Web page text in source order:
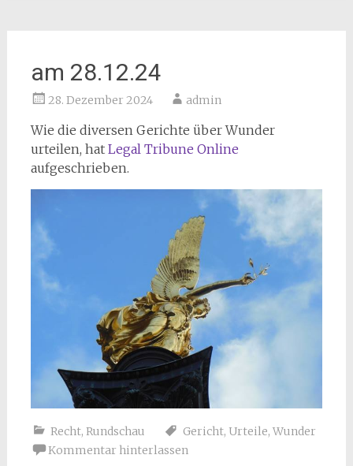
am 28.12.24
28. Dezember 2024 admin
Wie die diversen Gerichte über Wunder
urteilen, hat Legal Tribune Online
aufgeschrieben.
Recht, Rundschau Gericht, Urteile, Wunder
Kommentar hinterlassen